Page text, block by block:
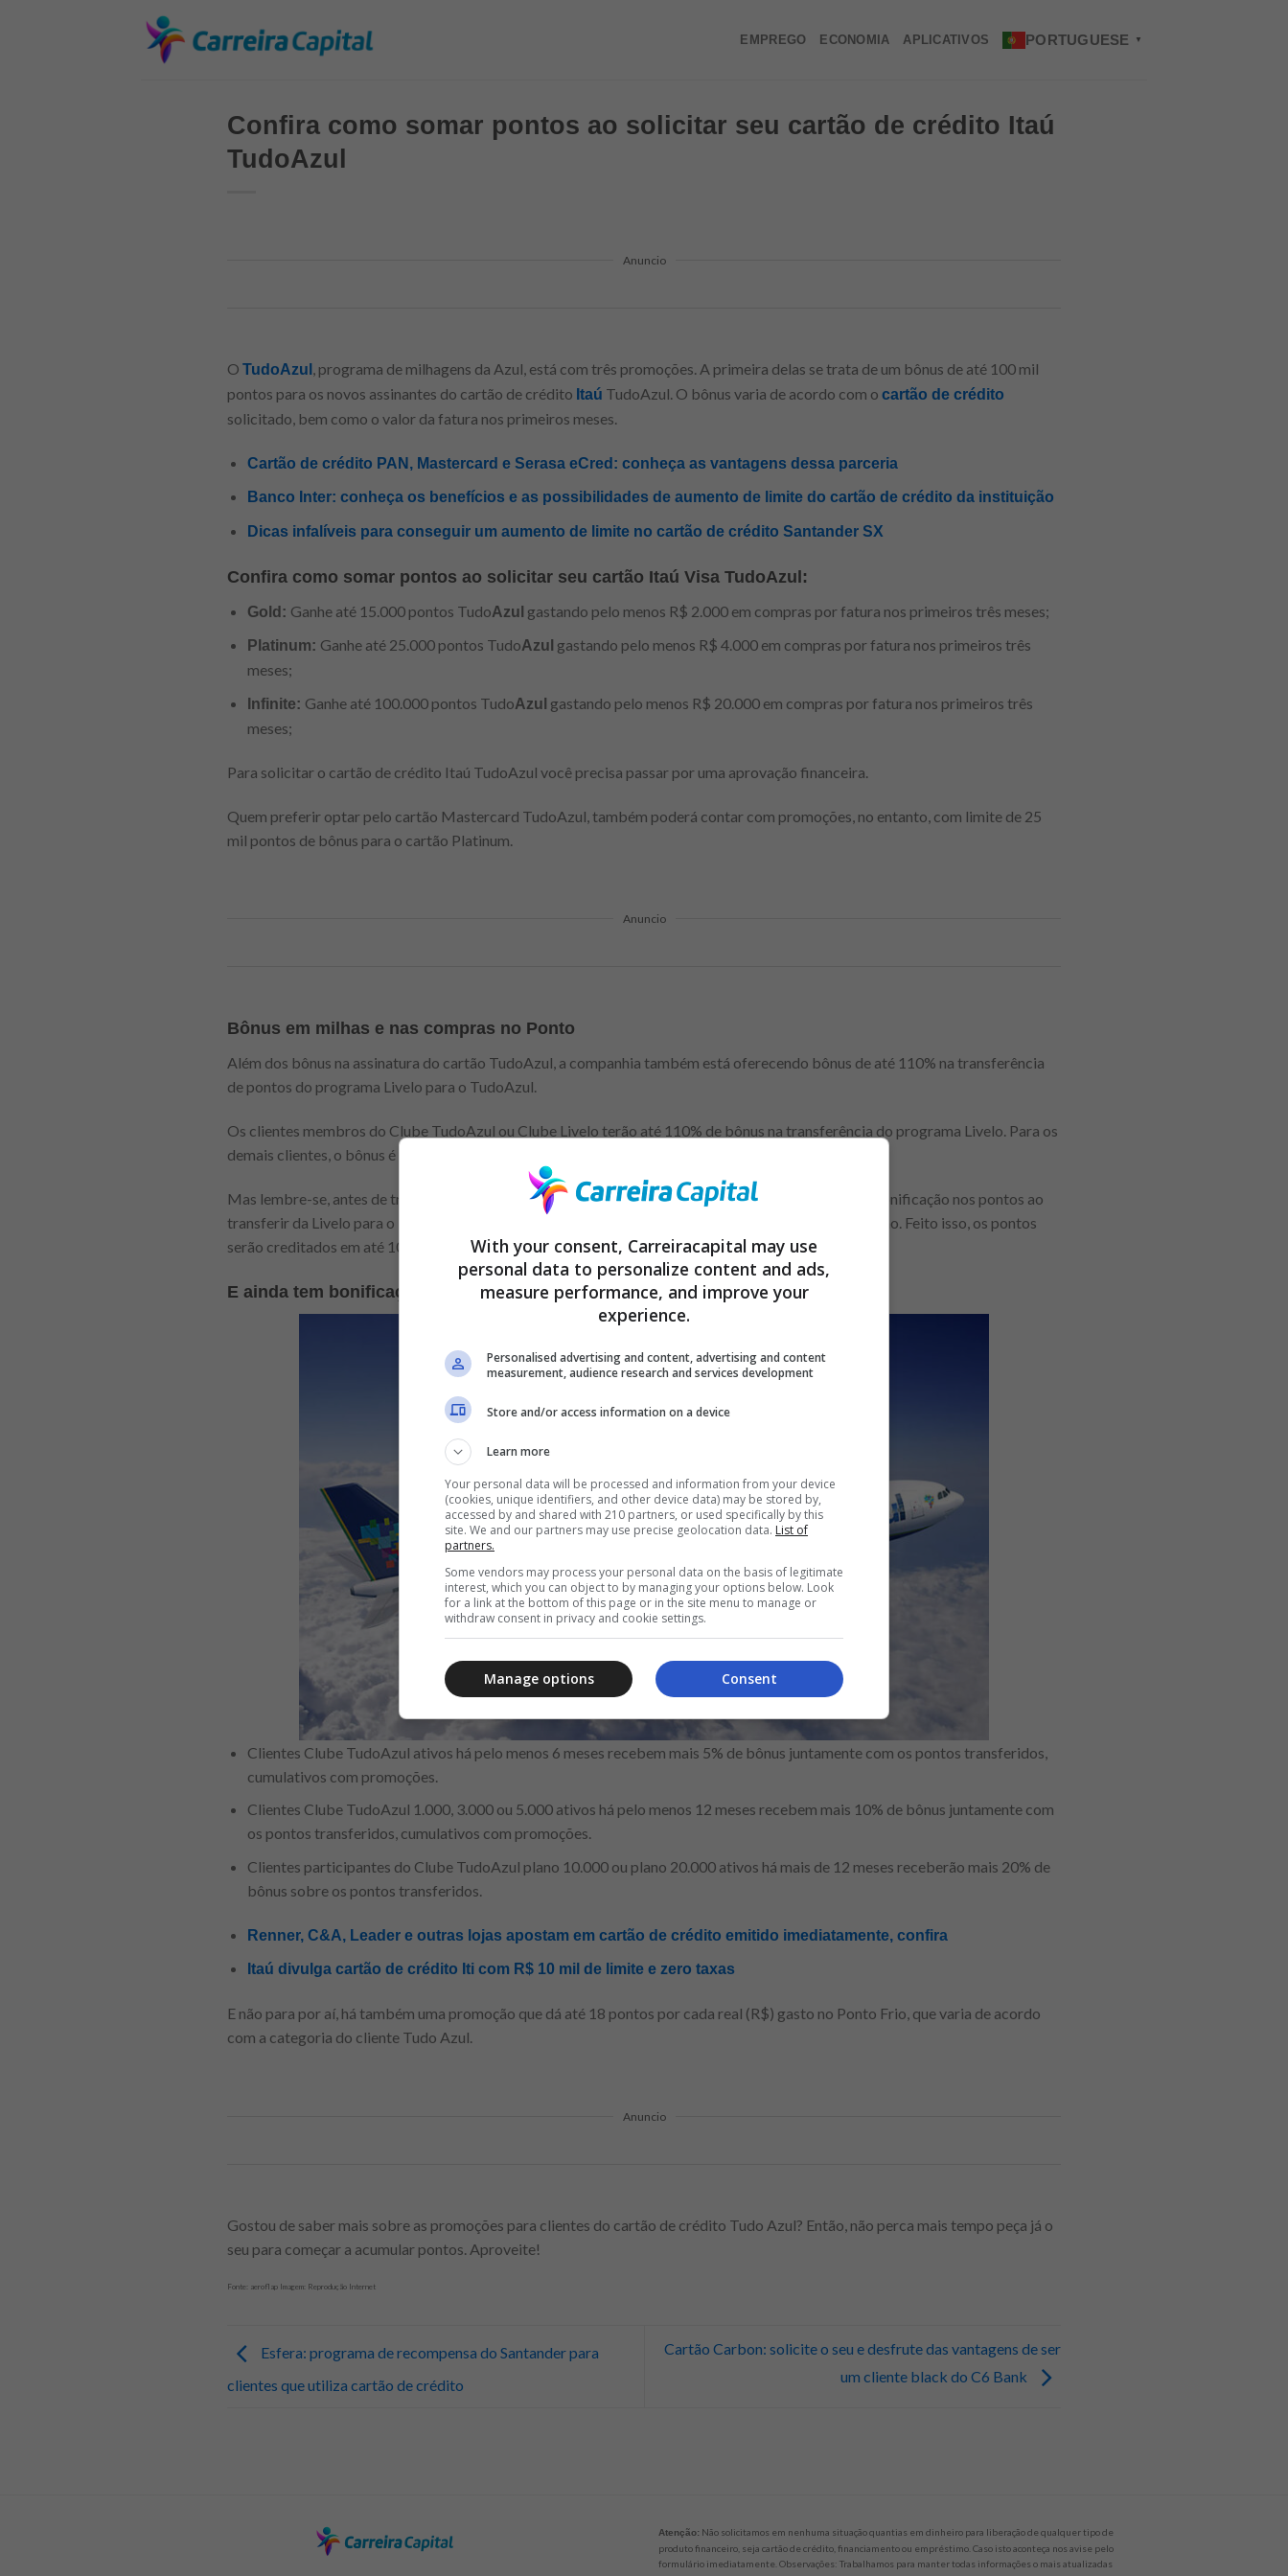
EMPREGO ECONOMIA APLICATIVOS PORTUGUESE ▼
Confira como somar pontos ao solicitar seu cartão de crédito Itaú
TudoAzul
Anuncio
O TudoAzul , programa de milhagens da Azul, está com três promoções. A primeira delas se trata de um bônus de até 100 mil
pontos para os novos assinantes do cartão de crédito Itaú TudoAzul. O bônus varia de acordo com o cartão de crédito
solicitado, bem como o valor da fatura nos primeiros meses.
Cartão de crédito PAN, Mastercard e Serasa eCred: conheça as vantagens dessa parceria
Banco Inter: conheça os benefícios e as possibilidades de aumento de limite do cartão de crédito da instituição
Dicas infalíveis para conseguir um aumento de limite no cartão de crédito Santander SX
Confira como somar pontos ao solicitar seu cartão Itaú Visa TudoAzul:
Gold: Ganhe até 15.000 pontos TudoAzul gastando pelo menos R$ 2.000 em compras por fatura nos primeiros três meses;
Platinum: Ganhe até 25.000 pontos TudoAzul gastando pelo menos R$ 4.000 em compras por fatura nos primeiros três
meses;
Infinite: Ganhe até 100.000 pontos TudoAzul gastando pelo menos R$ 20.000 em compras por fatura nos primeiros três
meses;
Para solicitar o cartão de crédito Itaú TudoAzul você precisa passar por uma aprovação financeira.
Quem preferir optar pelo cartão Mastercard TudoAzul, também poderá contar com promoções, no entanto, com limite de 25
mil pontos de bônus para o cartão Platinum.
Anuncio
Bônus em milhas e nas compras no Ponto
Além dos bônus na assinatura do cartão TudoAzul, a companhia também está oferecendo bônus de até 110% na transferência
de pontos do programa Livelo para o TudoAzul.
Os clientes membros do Clube TudoAzul ou Clube Livelo terão até 110% de bônus na transferência do programa Livelo. Para os
demais clientes, o bônus é de 70%.
Mas lembre-se, antes de transferir os pontos é necessário se cadastrar na promoção. Para ganhar a bonificação nos pontos ao
transferir da Livelo para o TudoAzul, é necessário realizar a transferência dentro do prazo da promoção. Feito isso, os pontos
serão creditados em até 10 dias.
E ainda tem bonificação adicional na transferência:
Clientes Clube TudoAzul ativos há pelo menos 6 meses recebem mais 5% de bônus juntamente com os pontos transferidos,
cumulativos com promoções.
Clientes Clube TudoAzul 1.000, 3.000 ou 5.000 ativos há pelo menos 12 meses recebem mais 10% de bônus juntamente com
os pontos transferidos, cumulativos com promoções.
Clientes participantes do Clube TudoAzul plano 10.000 ou plano 20.000 ativos há mais de 12 meses receberão mais 20% de
bônus sobre os pontos transferidos.
Renner, C&A, Leader e outras lojas apostam em cartão de crédito emitido imediatamente, confira
Itaú divulga cartão de crédito Iti com R$ 10 mil de limite e zero taxas
E não para por aí, há também uma promoção que dá até 18 pontos por cada real (R$) gasto no Ponto Frio, que varia de acordo
com a categoria do cliente Tudo Azul.
Anuncio
Gostou de saber mais sobre as promoções para clientes do cartão de crédito Tudo Azul? Então, não perca mais tempo peça já o
seu para começar a acumular pontos. Aproveite!
Fonte: aeroflap Imagem: Reprodução Internet
Esfera: programa de recompensa do Santander para
clientes que utiliza cartão de crédito
Cartão Carbon: solicite o seu e desfrute das vantagens de ser
um cliente black do C6 Bank
Atenção: Não solicitamos em nenhuma situação quantias em dinheiro para liberação de qualquer tipo de
produto financeiro, seja cartão de crédito, financiamento ou empréstimo. Caso isto aconteça nos avise pelo
formulário imediatamente. Observações: Trabalhamos para manter todas informações o mais atualizadas
With your consent, Carreiracapital may use
personal data to personalize content and ads,
measure performance, and improve your
experience.
Personalised advertising and content, advertising and content
measurement, audience research and services development
Store and/or access information on a device
Learn more
Your personal data will be processed and information from your device
(cookies, unique identifiers, and other device data) may be stored by,
accessed by and shared with 210 partners, or used specifically by this
site. We and our partners may use precise geolocation data. List of
partners.
Some vendors may process your personal data on the basis of legitimate
interest, which you can object to by managing your options below. Look
for a link at the bottom of this page or in the site menu to manage or
withdraw consent in privacy and cookie settings.
Consent
Manage options